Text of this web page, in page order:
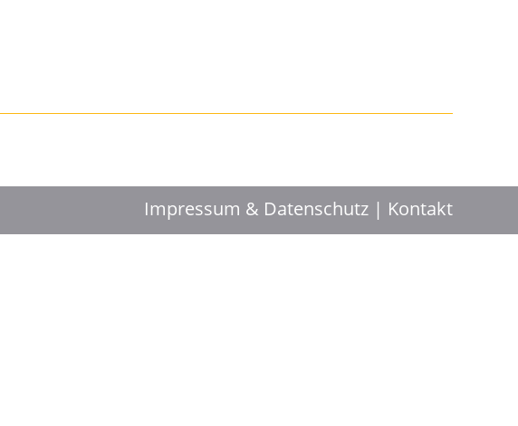
Impressum & Datenschutz Kontakt